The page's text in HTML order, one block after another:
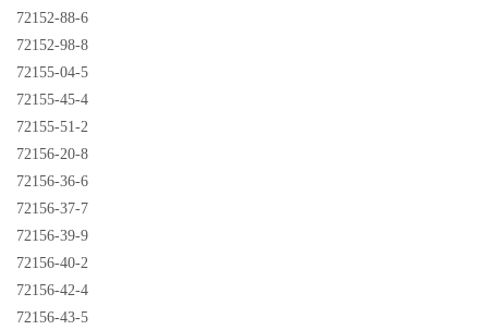
72152-88-6
72152-98-8
72155-04-5
72155-45-4
72155-51-2
72156-20-8
72156-36-6
72156-37-7
72156-39-9
72156-40-2
72156-42-4
72156-43-5